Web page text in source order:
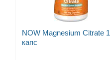
NOW Magnesium Citrate
капс